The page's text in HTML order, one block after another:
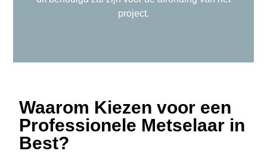
project.
Waarom Kiezen voor een
Professionele Metselaar in
Best?